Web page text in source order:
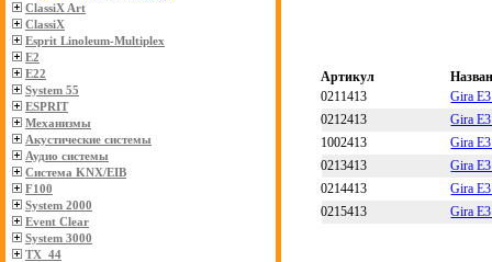
ClassiX Art
ClassiX
Esprit Linoleum-Multiplex
E2
E22
System 55
ESPRIT
Механизмы
Акустические системы
Аудио системы
Система KNX/EIB
F100
System 2000
Event Clear
System 3000
TX_44
Артикул
0211413
Gira
0212413
Gira
1002413
Gira
0213413
Gira
0214413
Gira
0215413
Gira